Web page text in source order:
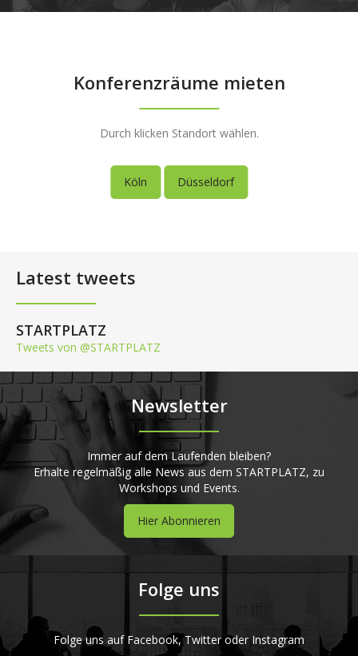
Konferenzräume mieten
Durch klicken Standort wählen.
Köln Düsseldorf
Latest tweets
STARTPLATZ
Tweets von @STARTPLATZ
Newsletter
Immer auf dem Laufenden bleiben?
Erhalte regelmäßig alle News aus dem STARTPLATZ, zu
Workshops und Events.
Hier Abonnieren
Folge uns
Folge uns auf Facebook, Twitter oder Instagram